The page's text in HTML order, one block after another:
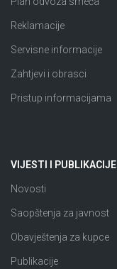
Reklamacije
Servisne informacije
Zahtjevi i obrasci
Pristup informacijama
VIJESTI I PUBLIKACIJE
Novosti
Saopštenja za javnost
Obavještenja za kupce
Publikacije